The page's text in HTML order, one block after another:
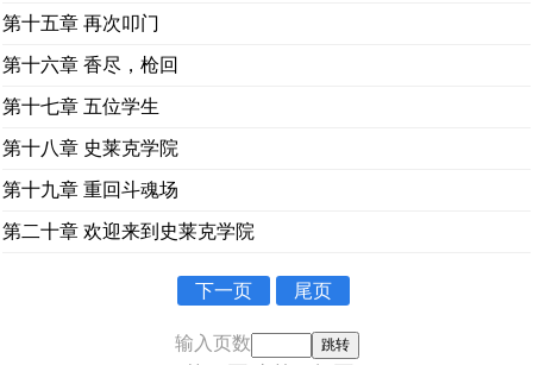
第十五章 再次叩门
第十六章 香尽，枪回
第十七章 五位学生
第十八章 史莱克学院
第十九章 重回斗魂场
第二十章 欢迎来到史莱克学院
下一页 尾页
输入页数